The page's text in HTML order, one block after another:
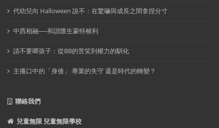
代幼兒向 Halloween 說不：在驚嚇與成長之間拿捏分寸
中西相融──和諧匯生蒙特梭利
請不要唧孩子：從BB的苦笑到權力的馴化
主播口中的「身後」 專業的失守 還是時代的轉變？
聯絡我們
兒童無限 兒童無限學校